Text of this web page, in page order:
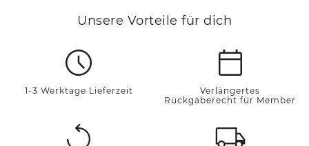
Unsere Vorteile für dich
1-3 Werktage Lieferzeit
Verlängertes
Rückgaberecht für Member